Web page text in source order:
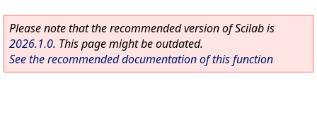
Please note that the recommended version of Scilab is
2026.1.0. This page might be outdated.
See the recommended documentation of this function